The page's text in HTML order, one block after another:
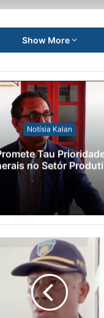
Show More
Notísia Kalan
Tau
no Setór